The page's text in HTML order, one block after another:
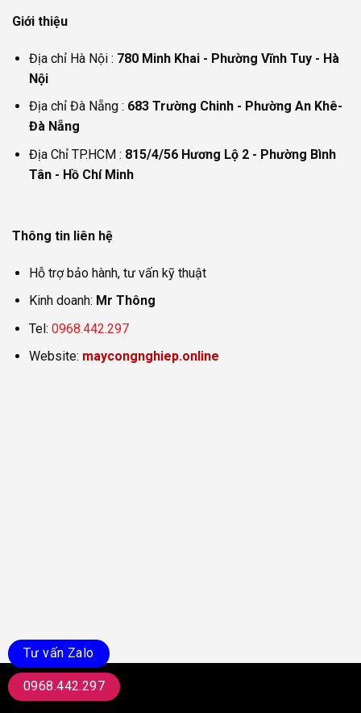
Giới thiệu
Địa chỉ Hà Nội : 780 Minh Khai - Phường Vĩnh Tuy - Hà
Nội
Địa chỉ Đà Nẵng : 683 Trường Chinh - Phường An Khê-
Đà Nẵng
Địa Chỉ TP.HCM : 815/4/56 Hương Lộ 2 - Phường Bình
Tân - Hồ Chí Minh
Thông tin liên hệ
Hỗ trợ bảo hành, tư vấn kỹ thuật
Kinh doanh: Mr Thông
Tel: 0968.442.297
Website: maycongnghiep.online
Tư vấn Zalo
0968.442.297